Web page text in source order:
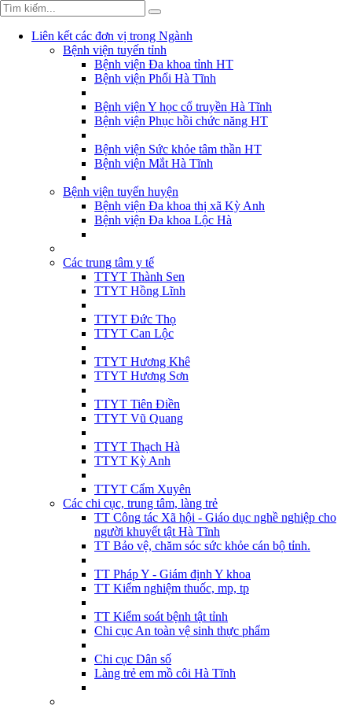
Liên kết các đơn vị trong Ngành
Bệnh viện tuyến tỉnh
Bệnh viện Đa khoa tỉnh HT
Bệnh viện Phổi Hà Tĩnh
Bệnh viện Y học cổ truyền Hà Tĩnh
Bệnh viện Phục hồi chức năng HT
Bệnh viện Sức khỏe tâm thần HT
Bệnh viện Mắt Hà Tĩnh
Bệnh viện tuyến huyện
Bệnh viện Đa khoa thị xã Kỳ Anh
Bệnh viện Đa khoa Lộc Hà
Các trung tâm y tế
TTYT Thành Sen
TTYT Hồng Lĩnh
TTYT Đức Thọ
TTYT Can Lộc
TTYT Hương Khê
TTYT Hương Sơn
TTYT Tiên Điền
TTYT Vũ Quang
TTYT Thạch Hà
TTYT Kỳ Anh
TTYT Cẩm Xuyên
Các chi cục, trung tâm, làng trẻ
TT Công tác Xã hội - Giáo dục nghề nghiệp cho
người khuyết tật Hà Tĩnh
TT Bảo vệ, chăm sóc sức khỏe cán bộ tỉnh.
TT Pháp Y - Giám định Y khoa
TT Kiểm nghiệm thuốc, mp, tp
TT Kiểm soát bệnh tật tỉnh
Chi cục An toàn vệ sinh thực phẩm
Chi cục Dân số
Làng trẻ em mồ côi Hà Tĩnh